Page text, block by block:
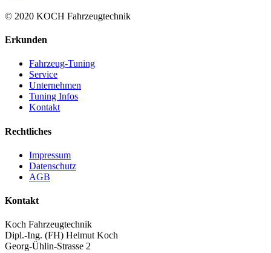
© 2020 KOCH Fahrzeugtechnik
Erkunden
Fahrzeug-Tuning
Service
Unternehmen
Tuning Infos
Kontakt
Rechtliches
Impressum
Datenschutz
AGB
Kontakt
Koch Fahrzeugtechnik
Dipl.-Ing. (FH) Helmut Koch
Georg-Ühlin-Strasse 2